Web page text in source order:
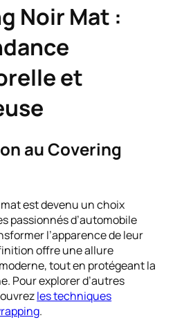
Noir Mat :
et
au Covering
est devenu un choix
passionnés d’automobile
l’apparence de leur
offre une allure
tout en protégeant la
Pour explorer d’autres
les techniques
.